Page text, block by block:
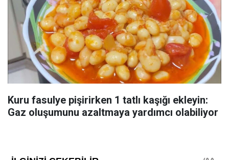
Kuru fasulye pişirirken 1 tatlı kaşığı ekleyin:
Gaz oluşumunu azaltmaya yardımcı olabiliyor